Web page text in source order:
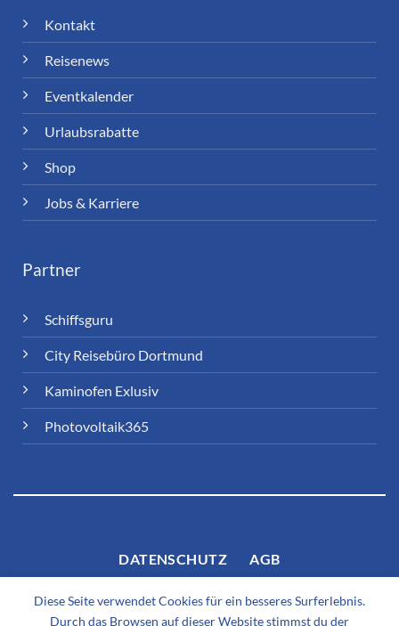
Kontakt
Reisenews
Eventkalender
Urlaubsrabatte
Shop
Jobs & Karriere
Partner
Schiffsguru
City Reisebüro Dortmund
Kaminofen Exlusiv
Photovoltaik365
DATENSCHUTZ AGB
Diese Seite verwendet Cookies für ein besseres Surferlebnis.
Durch das Browsen auf dieser Website stimmst du der